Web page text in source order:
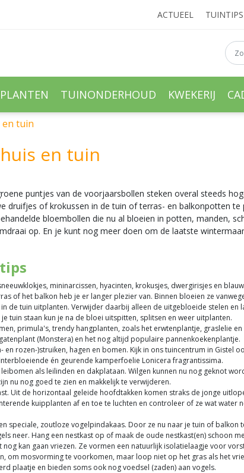
tuin
ACTUEEL TUINTIPS
TUINONDERHOUD KWEKERIJ
en tuin
puntjes van de voorjaarsbollen steken overal steeds
druifjes of krokussen in de tuin of terras- en balkonpotten te
bloembollen die nu al bloeien in potten, manden,
op. En je kunt nog meer doen om de laatste
mininarcissen, hyacinten, krokusjes, dwergirisjes en
of het balkon heb je er langer plezier van. Binnen bloeien ze
de tuin uitplanten. Verwijder daarbij alleen de uitgebloeide stelen en
tuin staan kun je na de bloei uitspitten, splitsen en weer uitplanten.
primula's, trendy hangplanten, zoals het erwtenplantje, graslelie
(Monstera) en het nog altijd populaire pannenkoekenplantje.
rozen-)struiken, hagen en bomen. Kijk in ons tuincentrum in Gistel
én geurende kamperfoelie Lonicera fragrantissima.
als leilinden en dakplataan. Wilgen kunnen nu nog geknot
nu nog goed te zien en makkelijk te verwijderen.
Uit de horizontaal geleide hoofdtakken komen straks de jonge
kuipplanten af en toe te luchten en controleer of ze wat water
speciale, zoutloze vogelpindakaas. Door ze nu naar je tuin of
neer. Hang een nestkast op of maak de oude nestkast(en) schoon
kan gaan vriezen. Ze vormen een natuurlijk isolatielaagje voor
om mosvorming te voorkomen, maar loop niet op het gras als het
plaatje en bieden soms ook nog voedsel (zaden) aan vogels.